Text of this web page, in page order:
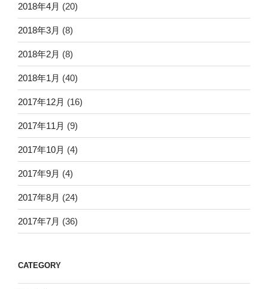
2018年4月 (20)
2018年3月 (8)
2018年2月 (8)
2018年1月 (40)
2017年12月 (16)
2017年11月 (9)
2017年10月 (4)
2017年9月 (4)
2017年8月 (24)
2017年7月 (36)
CATEGORY